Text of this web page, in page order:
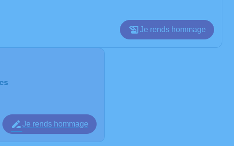
Je rends hommage
Je rends hommage